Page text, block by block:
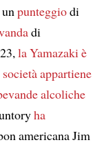
punteggiodi
di
la Yamazaki è
societàappartiene
alcoliche
ha
americana Jim